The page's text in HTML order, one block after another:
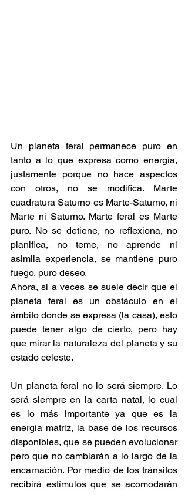
Un planeta feral permanece puro en
tanto a lo que expresa como energía,
justamente porque no hace aspectos
con otros, no se modifica. Marte
cuadratura Saturno es Marte-Saturno, ni
Marte ni Saturno. Marte feral es Marte
puro. No se detiene, no reflexiona, no
planifica, no teme, no aprende ni
asimila experiencia, se mantiene puro
fuego, puro deseo.
Ahora, si a veces se suele decir que el
planeta feral es un obstáculo en el
ámbito donde se expresa (la casa), esto
puede tener algo de cierto, pero hay
que mirar la naturaleza del planeta y su
estado celeste.
Un planeta feral no lo será siempre. Lo
será siempre en la carta natal, lo cual
es lo más importante ya que es la
energía matriz, la base de los recursos
disponibles, que se pueden evolucionar
pero que no cambiarán a lo largo de la
encarnación. Por medio de los tránsitos
recibirá estímulos que se acomodarán